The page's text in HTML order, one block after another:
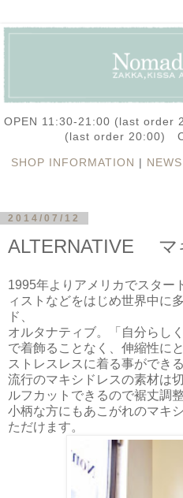
OPEN 11:30-21:00 (last order
(last order 20:00)
SHOP INFORMATION | NEWS
2014/07/12
ALTERNATIVE マ
1995年よりアメリカでスター
ィストなどをはじめ世界中に
ド、
オルタナティブ。「自分らし
で着飾ることなく、伸縮性に
ストレスレスに着る事ができ
流行のマキシドレスの素材は
ルフカットできるので裾丈調
小柄な方にもあこがれのマキ
ただけます。